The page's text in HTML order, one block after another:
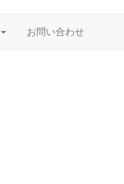
お問い合わせ